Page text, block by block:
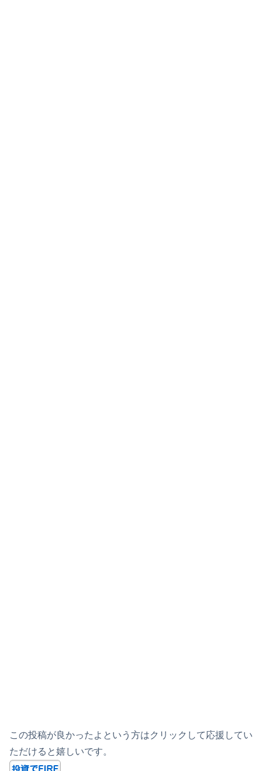
この投稿が良かったよという方はクリックして応援してい
ただけると嬉しいです。